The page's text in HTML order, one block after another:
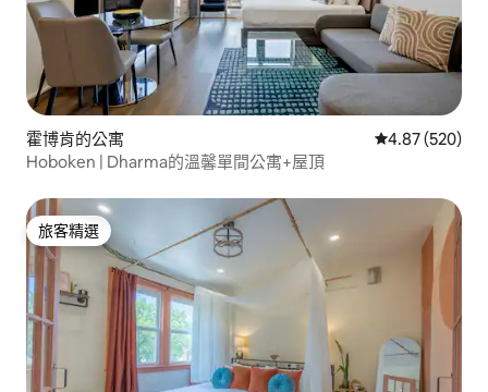
霍博肯的公寓 從 520 則評價
4.87 (520)
Hoboken | Dharma的溫馨單間公寓+屋頂
旅客精選
旅客精選